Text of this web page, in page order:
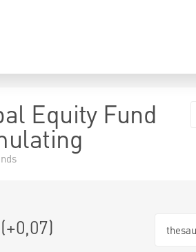
Equity Fund
(+0,07)